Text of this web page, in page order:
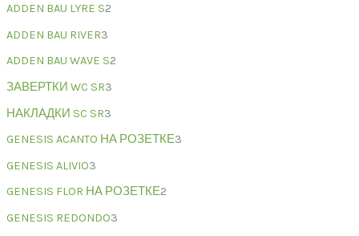
ADDEN BAU LYRE S2
ADDEN BAU RIVER3
ADDEN BAU WAVE S2
ЗАВЕРТКИ WC SR3
НАКЛАДКИ SC SR3
GENESIS ACANTO НА РОЗЕТКЕ3
GENESIS ALIVIO3
GENESIS FLOR НА РОЗЕТКЕ2
GENESIS REDONDO3